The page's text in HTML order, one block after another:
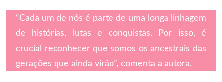
“Cada um de nós é parte de uma longa linhagem
de histórias, lutas e conquistas. Por isso, é
crucial reconhecer que somos os ancestrais das
gerações que ainda virão”, comenta a autora.